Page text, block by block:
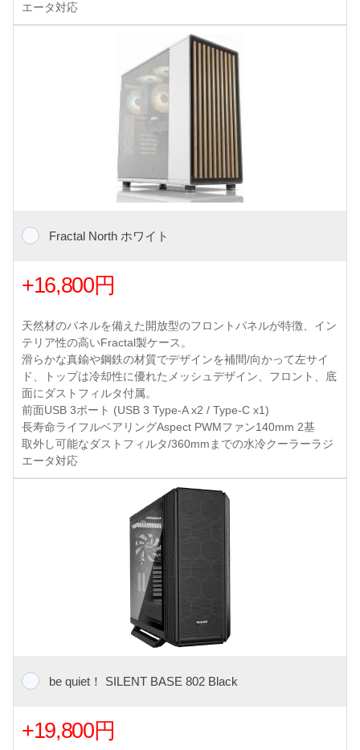
エータ対応
Fractal North ホワイト
+16,800円
天然材のパネルを備えた開放型のフロントパネルが特徴、イン
テリア性の高いFractal製ケース。
滑らかな真鍮や鋼鉄の材質でデザインを補間/向かって左サイ
ド、トップは冷却性に優れたメッシュデザイン、フロント、底
面にダストフィルタ付属。
前面USB 3ポート (USB 3 Type-A x2 / Type-C x1)
長寿命ライフルベアリングAspect PWMファン140mm 2基
取外し可能なダストフィルタ/360mmまでの水冷クーラーラジ
エータ対応
be quiet！ SILENT BASE 802 Black
+19,800円